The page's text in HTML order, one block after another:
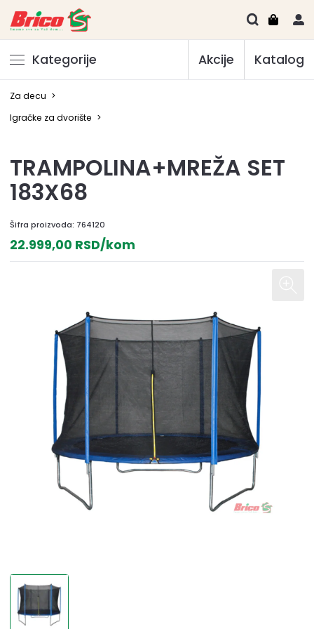
Kategorije Akcije Katalog
Za decu >
Igračke za dvorište >
TRAMPOLINA+MREŽA SET
183X68
Šifra proizvoda: 764120
22.999,00 RSD/kom